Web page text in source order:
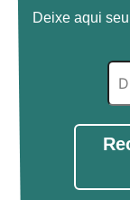
Deixe aqui